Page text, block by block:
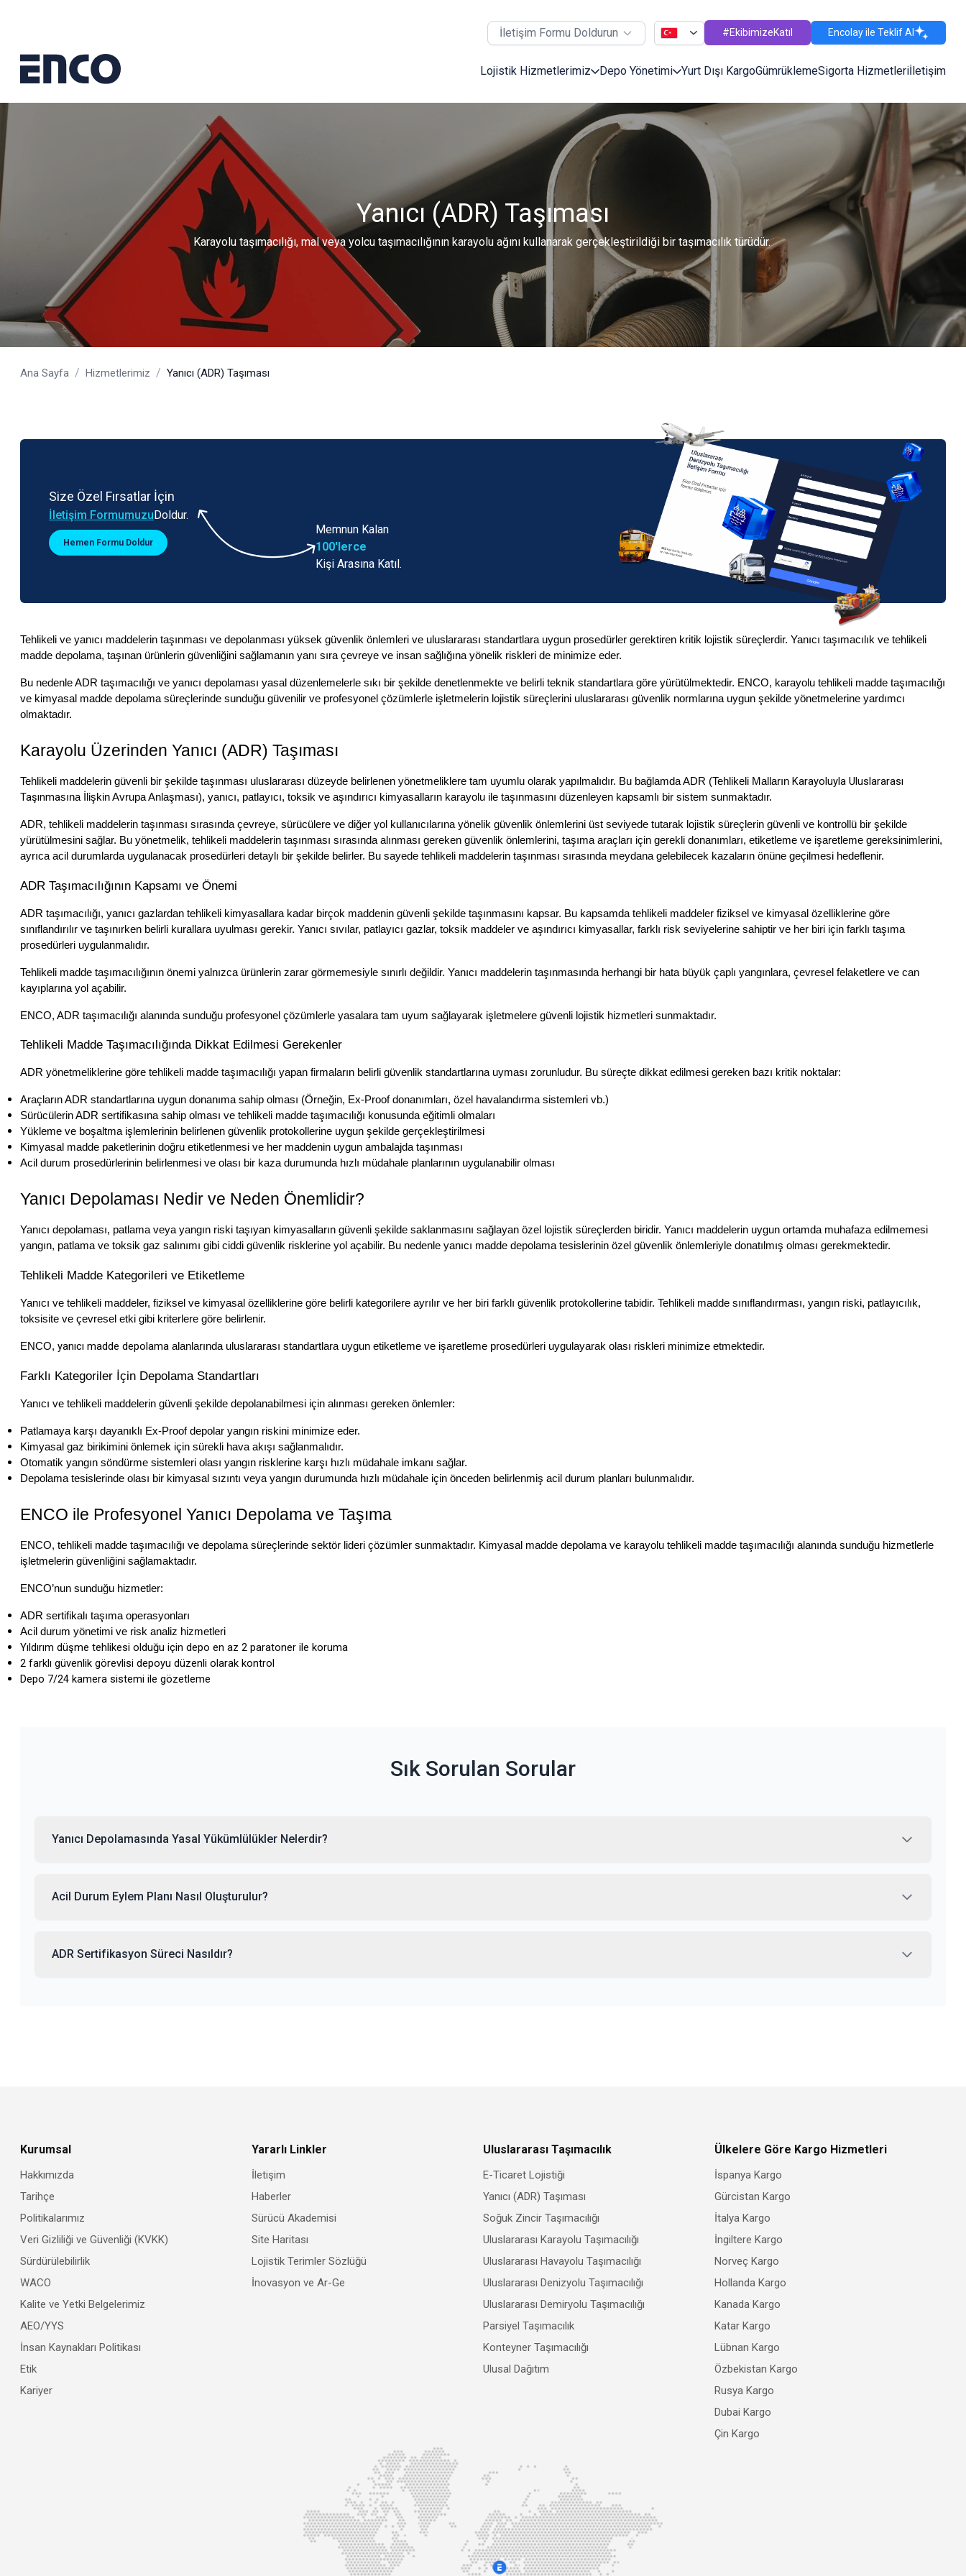
İletişim Formu Doldurun #EkibimizeKatıl Encolay ile Teklif Al
Lojistik Hizmetlerimiz Depo Yönetimi Yurt Dışı KargoGümrüklemeSigorta Hizmetleriİletişim
Yanıcı (ADR) Taşıması
Karayolu taşımacılığı, mal veya yolcu taşımacılığının karayolu ağını kullanarak gerçekleştirildiği bir taşımacılık türüdür.
Ana Sayfa / Hizmetlerimiz / Yanıcı (ADR) Taşıması
Size Özel Fırsatlar İçin
İletişim FormumuzuDoldur.
Hemen Formu Doldur
Memnun Kalan
100'lerce
Kişi Arasına Katıl.
Tehlikeli ve yanıcı maddelerin taşınması ve depolanması yüksek güvenlik önlemleri ve uluslararası standartlara uygun prosedürler gerektiren kritik lojistik süreçlerdir. Yanıcı taşımacılık ve tehlikeli
madde depolama, taşınan ürünlerin güvenliğini sağlamanın yanı sıra çevreye ve insan sağlığına yönelik riskleri de minimize eder.
Bu nedenle ADR taşımacılığı ve yanıcı depolaması yasal düzenlemelerle sıkı bir şekilde denetlenmekte ve belirli teknik standartlara göre yürütülmektedir. ENCO, karayolu tehlikeli madde taşımacılığı
ve kimyasal madde depolama süreçlerinde sunduğu güvenilir ve profesyonel çözümlerle işletmelerin lojistik süreçlerini uluslararası güvenlik normlarına uygun şekilde yönetmelerine yardımcı
olmaktadır.
Karayolu Üzerinden Yanıcı (ADR) Taşıması
Tehlikeli maddelerin güvenli bir şekilde taşınması uluslararası düzeyde belirlenen yönetmeliklere tam uyumlu olarak yapılmalıdır. Bu bağlamda ADR (Tehlikeli Malların Karayoluyla Uluslararası
Taşınmasına İlişkin Avrupa Anlaşması), yanıcı, patlayıcı, toksik ve aşındırıcı kimyasalların karayolu ile taşınmasını düzenleyen kapsamlı bir sistem sunmaktadır.
ADR, tehlikeli maddelerin taşınması sırasında çevreye, sürücülere ve diğer yol kullanıcılarına yönelik güvenlik önlemlerini üst seviyede tutarak lojistik süreçlerin güvenli ve kontrollü bir şekilde
yürütülmesini sağlar. Bu yönetmelik, tehlikeli maddelerin taşınması sırasında alınması gereken güvenlik önlemlerini, taşıma araçları için gerekli donanımları, etiketleme ve işaretleme gereksinimlerini,
ayrıca acil durumlarda uygulanacak prosedürleri detaylı bir şekilde belirler. Bu sayede tehlikeli maddelerin taşınması sırasında meydana gelebilecek kazaların önüne geçilmesi hedeflenir.
ADR Taşımacılığının Kapsamı ve Önemi
ADR taşımacılığı, yanıcı gazlardan tehlikeli kimyasallara kadar birçok maddenin güvenli şekilde taşınmasını kapsar. Bu kapsamda tehlikeli maddeler fiziksel ve kimyasal özelliklerine göre
sınıflandırılır ve taşınırken belirli kurallara uyulması gerekir. Yanıcı sıvılar, patlayıcı gazlar, toksik maddeler ve aşındırıcı kimyasallar, farklı risk seviyelerine sahiptir ve her biri için farklı taşıma
prosedürleri uygulanmalıdır.
Tehlikeli madde taşımacılığının önemi yalnızca ürünlerin zarar görmemesiyle sınırlı değildir. Yanıcı maddelerin taşınmasında herhangi bir hata büyük çaplı yangınlara, çevresel felaketlere ve can
kayıplarına yol açabilir.
ENCO, ADR taşımacılığı alanında sunduğu profesyonel çözümlerle yasalara tam uyum sağlayarak işletmelere güvenli lojistik hizmetleri sunmaktadır.
Tehlikeli Madde Taşımacılığında Dikkat Edilmesi Gerekenler
ADR yönetmeliklerine göre tehlikeli madde taşımacılığı yapan firmaların belirli güvenlik standartlarına uyması zorunludur. Bu süreçte dikkat edilmesi gereken bazı kritik noktalar:
Araçların ADR standartlarına uygun donanıma sahip olması (Örneğin, Ex-Proof donanımları, özel havalandırma sistemleri vb.)
Sürücülerin ADR sertifikasına sahip olması ve tehlikeli madde taşımacılığı konusunda eğitimli olmaları
Yükleme ve boşaltma işlemlerinin belirlenen güvenlik protokollerine uygun şekilde gerçekleştirilmesi
Kimyasal madde paketlerinin doğru etiketlenmesi ve her maddenin uygun ambalajda taşınması
Acil durum prosedürlerinin belirlenmesi ve olası bir kaza durumunda hızlı müdahale planlarının uygulanabilir olması
Yanıcı Depolaması Nedir ve Neden Önemlidir?
Yanıcı depolaması, patlama veya yangın riski taşıyan kimyasalların güvenli şekilde saklanmasını sağlayan özel lojistik süreçlerden biridir. Yanıcı maddelerin uygun ortamda muhafaza edilmemesi
yangın, patlama ve toksik gaz salınımı gibi ciddi güvenlik risklerine yol açabilir. Bu nedenle yanıcı madde depolama tesislerinin özel güvenlik önlemleriyle donatılmış olması gerekmektedir.
Tehlikeli Madde Kategorileri ve Etiketleme
Yanıcı ve tehlikeli maddeler, fiziksel ve kimyasal özelliklerine göre belirli kategorilere ayrılır ve her biri farklı güvenlik protokollerine tabidir. Tehlikeli madde sınıflandırması, yangın riski, patlayıcılık,
toksisite ve çevresel etki gibi kriterlere göre belirlenir.
ENCO, yanıcı madde depolama alanlarında uluslararası standartlara uygun etiketleme ve işaretleme prosedürleri uygulayarak olası riskleri minimize etmektedir.
Farklı Kategoriler İçin Depolama Standartları
Yanıcı ve tehlikeli maddelerin güvenli şekilde depolanabilmesi için alınması gereken önlemler:
Patlamaya karşı dayanıklı Ex-Proof depolar yangın riskini minimize eder.
Kimyasal gaz birikimini önlemek için sürekli hava akışı sağlanmalıdır.
Otomatik yangın söndürme sistemleri olası yangın risklerine karşı hızlı müdahale imkanı sağlar.
Depolama tesislerinde olası bir kimyasal sızıntı veya yangın durumunda hızlı müdahale için önceden belirlenmiş acil durum planları bulunmalıdır.
ENCO ile Profesyonel Yanıcı Depolama ve Taşıma
ENCO, tehlikeli madde taşımacılığı ve depolama süreçlerinde sektör lideri çözümler sunmaktadır. Kimyasal madde depolama ve karayolu tehlikeli madde taşımacılığı alanında sunduğu hizmetlerle
işletmelerin güvenliğini sağlamaktadır.
ENCO’nun sunduğu hizmetler:
ADR sertifikalı taşıma operasyonları
Acil durum yönetimi ve risk analiz hizmetleri
Yıldırım düşme tehlikesi olduğu için depo en az 2 paratoner ile koruma
2 farklı güvenlik görevlisi depoyu düzenli olarak kontrol
Depo 7/24 kamera sistemi ile gözetleme
Sık Sorulan Sorular
Yanıcı Depolamasında Yasal Yükümlülükler Nelerdir?
Acil Durum Eylem Planı Nasıl Oluşturulur?
ADR Sertifikasyon Süreci Nasıldır?
Kurumsal
Hakkımızda
Tarihçe
Politikalarımız
Veri Gizliliği ve Güvenliği (KVKK)
Sürdürülebilirlik
WACO
Kalite ve Yetki Belgelerimiz
AEO/YYS
İnsan Kaynakları Politikası
Etik
Kariyer
Yararlı Linkler
İletişim
Haberler
Sürücü Akademisi
Site Haritası
Lojistik Terimler Sözlüğü
İnovasyon ve Ar-Ge
Uluslararası Taşımacılık
E-Ticaret Lojistiği
Yanıcı (ADR) Taşıması
Soğuk Zincir Taşımacılığı
Uluslararası Karayolu Taşımacılığı
Uluslararası Havayolu Taşımacılığı
Uluslararası Denizyolu Taşımacılığı
Uluslararası Demiryolu Taşımacılığı
Parsiyel Taşımacılık
Konteyner Taşımacılığı
Ulusal Dağıtım
Ülkelere Göre Kargo Hizmetleri
İspanya Kargo
Gürcistan Kargo
İtalya Kargo
İngiltere Kargo
Norveç Kargo
Hollanda Kargo
Kanada Kargo
Katar Kargo
Lübnan Kargo
Özbekistan Kargo
Rusya Kargo
Dubai Kargo
Çin Kargo